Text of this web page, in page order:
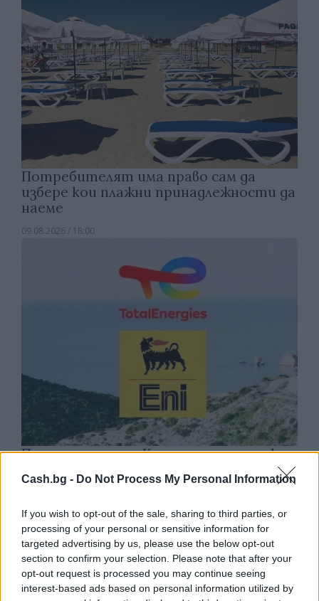
Cash.bg - Do Not Process My Personal Information
If you wish to opt-out of the sale, sharing to third parties, or
processing of your personal or sensitive information for
targeted advertising by us, please use the below opt-out
section to confirm your selection. Please note that after your
opt-out request is processed you may continue seeing
interest-based ads based on personal information utilized by
Потребителят има право сам да
избере кои плажни принадлежности да
наеме
09.08.2026 / 18:00
Природен газ от Кипър ще потече към